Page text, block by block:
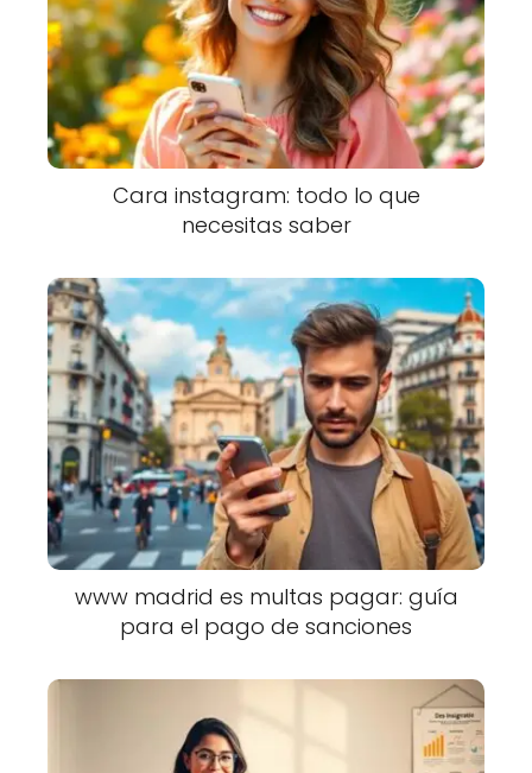
Cara instagram: todo lo que
necesitas saber
www madrid es multas pagar: guía
para el pago de sanciones